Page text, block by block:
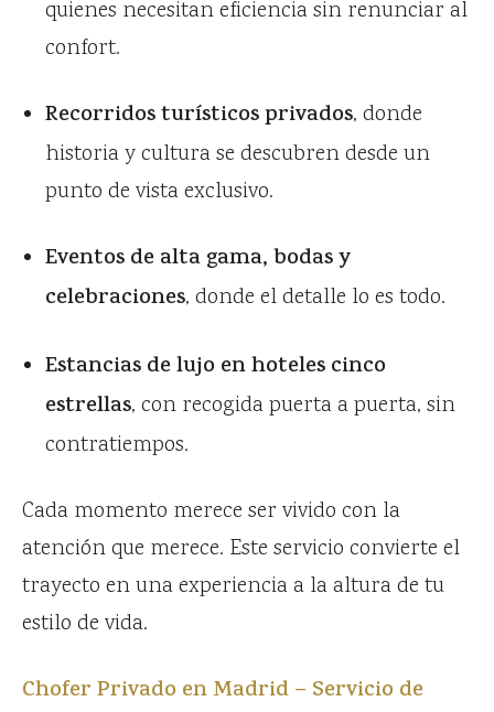
quienes necesitan eficiencia sin renunciar al
confort.
Recorridos turísticos privados, donde
historia y cultura se descubren desde un
punto de vista exclusivo.
Eventos de alta gama, bodas y
celebraciones, donde el detalle lo es todo.
Estancias de lujo en hoteles cinco
estrellas, con recogida puerta a puerta, sin
contratiempos.
Cada momento merece ser vivido con la
atención que merece. Este servicio convierte el
trayecto en una experiencia a la altura de tu
estilo de vida.
Chofer Privado en Madrid – Servicio de